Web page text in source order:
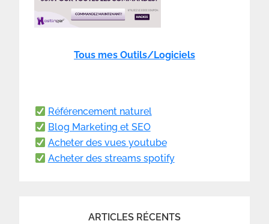
Tous mes Outils/Logiciels
Référencement naturel
Blog Marketing et SEO
Acheter des vues youtube
Acheter des streams spotify
ARTICLES RÉCENTS